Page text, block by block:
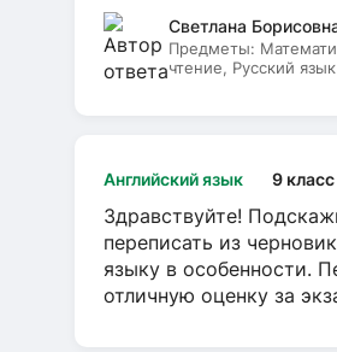
Светлана
Предметы:
чтение, Русский язык
Английский язык 9 класс
Здравствуйте!
переписать из
языку в особенности.
отличную оценку за